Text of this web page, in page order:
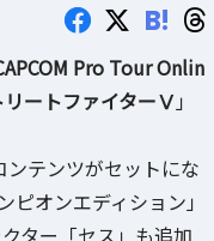
B!
Pro Tour Onlin
リートファイターⅤ 」
テンツがセットにな
オンエディション」
ター「セス」も追加